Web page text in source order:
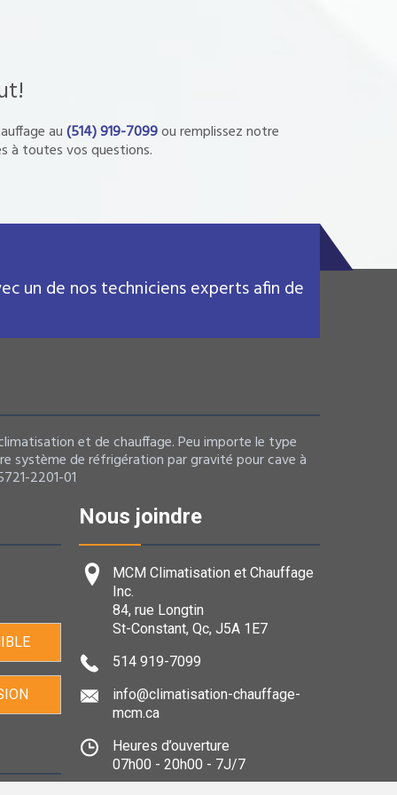
au(514) 919-7099ou remplissez notre
à toutes vos questions.
un de nos techniciens experts afin de
et de chauffage. Peu importe le type
système de réfrigération par gravité pour cave à
2201-01
Nous joindre
MCM Climatisation et Chauffage
Inc.
84, rue Longtin
St-Constant, Qc, J5A 1E7
514 919-7099
info@climatisation-chauffage-
mcm.ca
Heures d’ouverture
07h00 - 20h00 - 7J/7